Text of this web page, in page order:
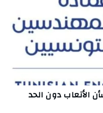
الأتعاب دون الحد